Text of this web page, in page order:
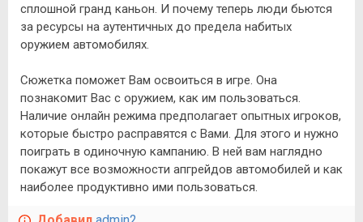
сплошной гранд каньон. И почему теперь люди бьются
за ресурсы на аутентичных до предела набитых
оружием автомобилях.
Сюжетка поможет Вам освоиться в игре. Она
познакомит Вас с оружием, как им пользоваться.
Наличие онлайн режима предполагает опытных игроков,
которые быстро расправятся с Вами. Для этого и нужно
поиграть в одиночную кампанию. В ней вам наглядно
покажут все возможности апгрейдов автомобилей и как
наиболее продуктивно ими пользоваться.